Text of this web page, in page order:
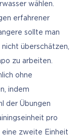
wählen.
erfahrener
sollte man
überschätzen,
zu arbeiten.
ohne
indem
der Übungen
pro
eine zweite Einheit